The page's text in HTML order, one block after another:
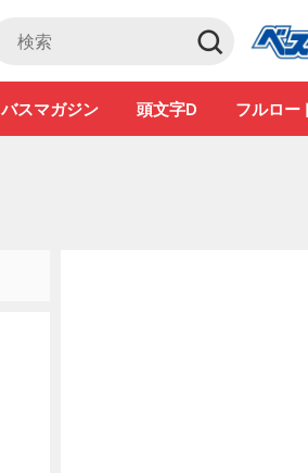
バスマガジン 頭文字D フルロー